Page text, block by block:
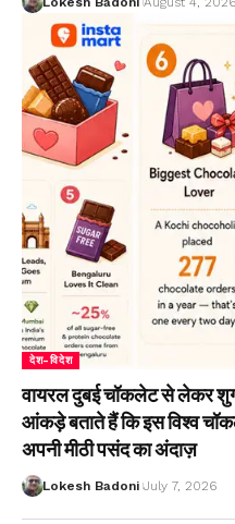
देश-विदेश
वायरल दुबई चॉकलेट से लेकर
आंकड़े बताते हैं कि इस विश्व
अपनी मीठी पसंद का अंदाज़
Lokesh Badoni July 7, 2026